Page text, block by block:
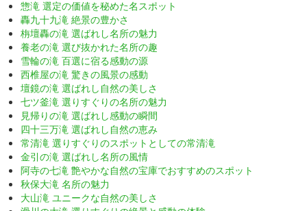
惣滝 選定の価値を秘めた名スポット
轟九十九滝 絶景の豊かさ
栴壇轟の滝 選ばれし名所の魅力
養老の滝 選び抜かれた名所の趣
雪輪の滝 百選に宿る感動の源
西椎屋の滝 驚きの風景の感動
壇鏡の滝 選ばれし自然の美しさ
七ツ釜滝 選りすぐりの名所の魅力
見帰りの滝 選ばれし感動の瞬間
四十三万滝 選ばれし自然の恵み
常清滝 選りすぐりのスポットとしての常清滝
金引の滝 選ばれし名所の風情
阿寺の七滝 艶やかな自然の宝庫でおすすめのスポット
秋保大滝 名所の魅力
大山滝 ユニークな自然の美しさ